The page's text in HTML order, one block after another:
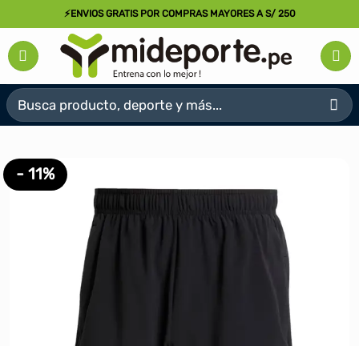
al
contenido
⚡ENVIOS GRATIS POR COMPRAS MAYORES A S/ 250
Buscar
por:
- 11%